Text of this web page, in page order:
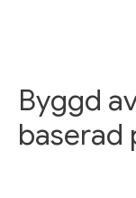
Byggd
baserad